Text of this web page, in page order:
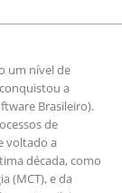
um nível de
a
Brasileiro).
de
voltado a
década, como
(MCT), e da